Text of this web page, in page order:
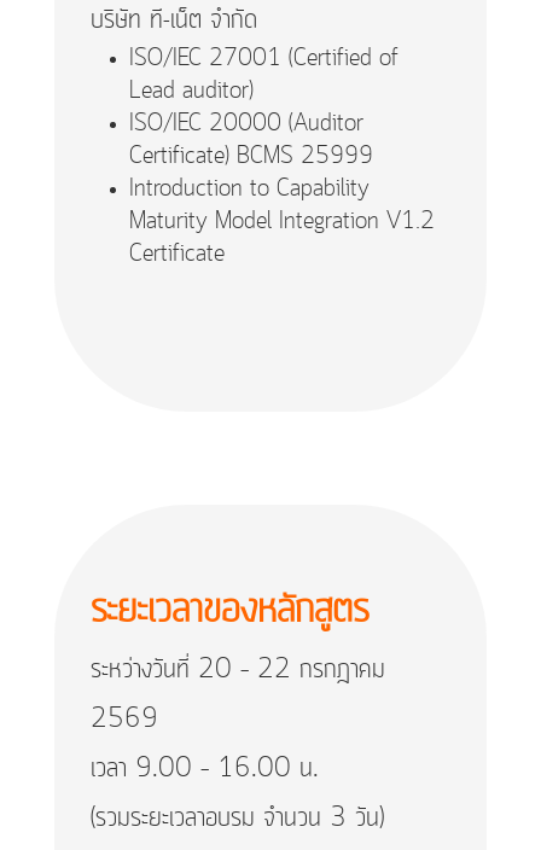
บริษัท ที-เน็ต จำกัด
ISO/IEC 27001 (Certified of
Lead auditor)
ISO/IEC 20000 (Auditor
Certificate) BCMS 25999
Introduction to Capability
Maturity Model Integration V1.2
Certificate
ระยะเวลาของหลักสูตร
ระหว่างวันที่ 20 – 22 กรกฎาคม
2569
เวลา 9.00 – 16.00 น.
(รวมระยะเวลาอบรม จำนวน 3 วัน)